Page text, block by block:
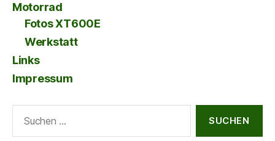
Motorrad
Fotos XT600E
Werkstatt
Links
Impressum
nach: